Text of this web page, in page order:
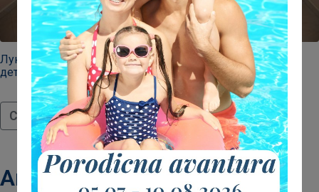
Луксозна стая идеална за двойки или семейства с едно
дете.
Continue reading
Апартамент Аква